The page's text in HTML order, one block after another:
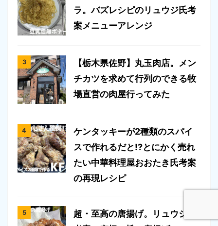
ラ。バズレシピのリュウジ氏考
案メニューアレンジ
【栃木県佐野】丸玉肉店。メン
チカツを求めて行列のできる牧
場直営の肉屋行ってみた
ケンタッキーが2種類のスパイ
スで作れるだと!?とにかく売れ
たい中華料理屋おおたき氏考案
の再現レシピ
超・至高の唐揚げ。リュウジ氏